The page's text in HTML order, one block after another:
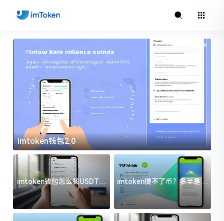
imtoken钱包2.0
imtoken钱包怎么找USDT地
址？三步搞定不踩坑
imtoken提不了币？多半是这
几件事没处理好